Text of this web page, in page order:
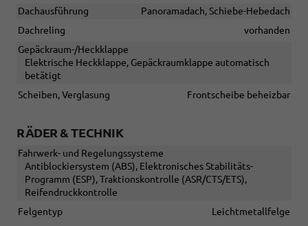
Dachausführung
Panoramadach, Schiebe-Hebedach
Dachreling
vorhanden
Gepäckraum-/Heckklappe
Elektrische Heckklappe, Gepäckraumklappe automatisch
betätigt
Scheiben, Verglasung
Frontscheibe beheizbar
RÄDER & TECHNIK
Fahrwerk- und Regelungssysteme
Antiblockiersystem (ABS), Elektronisches Stabilitäts-
Programm (ESP), Traktionskontrolle (ASR/CTS/ETS),
Reifendruckkontrolle
Felgentyp
Leichtmetallfelge